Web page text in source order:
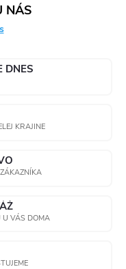
NÁS
DNES
KRAJINE
U VÁS DOMA